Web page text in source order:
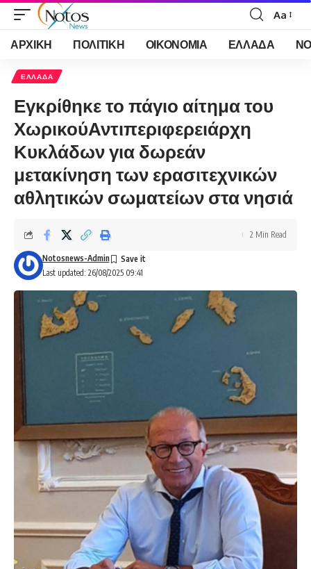
Font
Resizer
Aa
ΑΡΧΙΚΗ ΠΟΛΙΤΙΚΗ ΟΙΚΟΝΟΜΙΑ ΕΛΛΑΔΑ
ΕΛΛΑΔΑ
Εγκρίθηκε το πάγιο αίτημα του
ΧωρικούΑντιπεριφερειάρχη
Κυκλάδων για δωρεάν
μετακίνηση των ερασιτεχνικών
αθλητικών σωματείων στα νησιά
Last updated: 26/08/2025 09:41
Notosnews-Admin
2 Min Read